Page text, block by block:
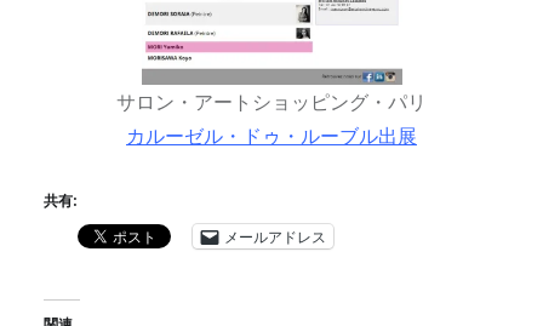
サロン・アートショッピング・パリ
カルーゼル・ドゥ・ルーブル出展
共有:
メールアドレス